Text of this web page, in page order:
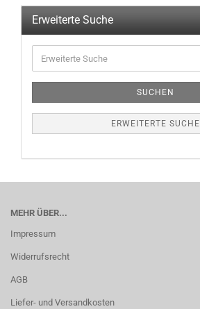
Erweiterte Suche
SUCHEN
ERWEITERTE SUCHE
MEHR ÜBER...
Impressum
Widerrufsrecht
AGB
Liefer- und Versandkosten